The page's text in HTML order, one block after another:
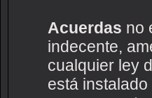
Acuerdas no
indecente,
cualquier ley
está